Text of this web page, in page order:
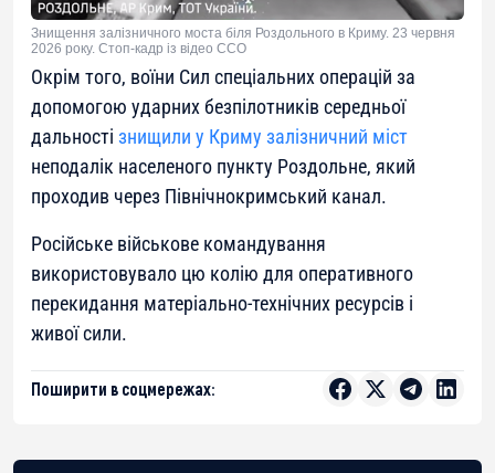
Знищення залізничного моста біля Роздольного в Криму. 23 червня
2026 року. Стоп-кадр із відео ССО
Окрім того, воїни Сил спеціальних операцій за
допомогою ударних безпілотників середньої
дальності знищили у Криму залізничний міст
неподалік населеного пункту Роздольне, який
проходив через Північнокримський канал.
Російське військове командування
використовувало цю колію для оперативного
перекидання матеріально-технічних ресурсів і
живої сили.
Поширити в соцмережах: